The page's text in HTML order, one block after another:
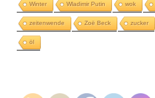
Winter Wladimir Putin wok
zeitenwende Zoë Beck zucker
öl